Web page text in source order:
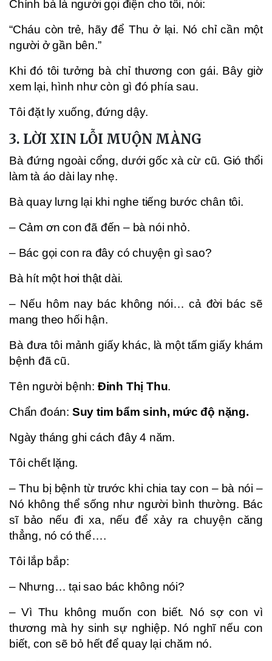
Chính bà là người gọi điện cho tôi, nói:
“Cháu còn trẻ, hãy để Thu ở lại. Nó chỉ cần một
người ở gần bên.”
Khi đó tôi tưởng bà chỉ thương con gái. Bây giờ
xem lại, hình như còn gì đó phía sau.
Tôi đặt ly xuống, đứng dậy.
3. LỜI XIN LỖI MUỘN MÀNG
Bà đứng ngoài cổng, dưới gốc xà cừ cũ. Gió thổi
làm tà áo dài lay nhẹ.
Bà quay lưng lại khi nghe tiếng bước chân tôi.
– Cảm ơn con đã đến – bà nói nhỏ.
– Bác gọi con ra đây có chuyện gì sao?
Bà hít một hơi thật dài.
– Nếu hôm nay bác không nói… cả đời bác sẽ
mang theo hối hận.
Bà đưa tôi mảnh giấy khác, là một tấm giấy khám
bệnh đã cũ.
Tên người bệnh: Đinh Thị Thu.
Chẩn đoán: Suy tim bẩm sinh, mức độ nặng.
Ngày tháng ghi cách đây 4 năm.
Tôi chết lặng.
– Thu bị bệnh từ trước khi chia tay con – bà nói –
Nó không thể sống như người bình thường. Bác
sĩ bảo nếu đi xa, nếu để xảy ra chuyện căng
thẳng, nó có thể….
Tôi lắp bắp:
– Nhưng… tại sao bác không nói?
– Vì Thu không muốn con biết. Nó sợ con vì
thương mà hy sinh sự nghiệp. Nó nghĩ nếu con
biết, con sẽ bỏ hết để quay lại chăm nó.